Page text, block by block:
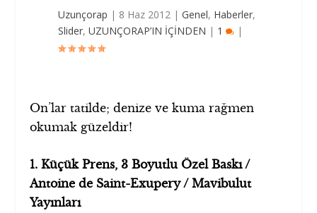
Uzunçorap | 8 Haz 2012 |Genel, Haberler,
Slider,UZUNÇORAP’IN İÇİNDEN | 1 |
On’lar tatilde; denize ve kuma rağmen
okumak güzeldir!
1. Küçük Prens, 3 Boyutlu Özel Baskı /
Antoine de Saint-Exupery / Mavibulut
Yayınları